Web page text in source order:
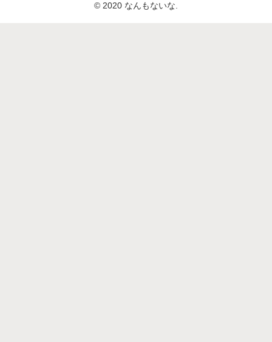
© 2020 なんもないな.